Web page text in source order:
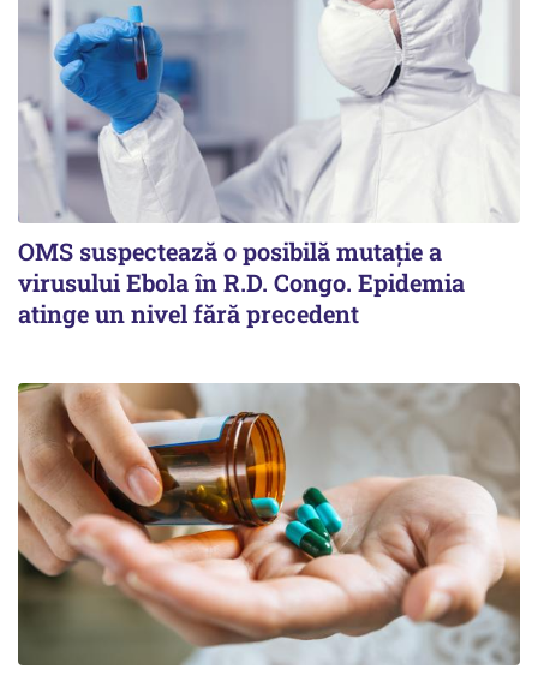
OMS suspectează o posibilă mutație a
virusului Ebola în R.D. Congo. Epidemia
atinge un nivel fără precedent